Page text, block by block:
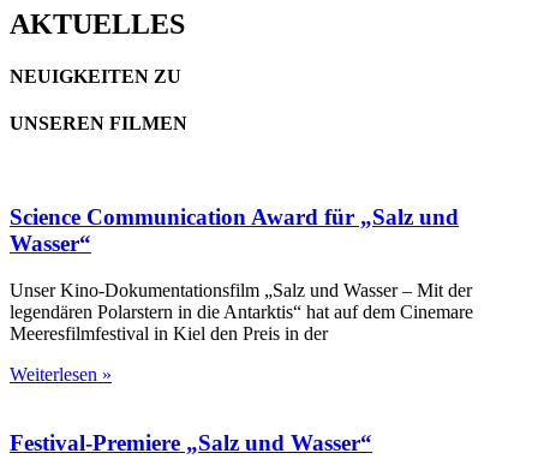
AKTUELLES
NEUIGKEITEN ZU
UNSEREN FILMEN
Science Communication Award für „Salz und
Wasser“
Unser Kino-Dokumentationsfilm „Salz und Wasser – Mit der
legendären Polarstern in die Antarktis“ hat auf dem Cinemare
Meeresfilmfestival in Kiel den Preis in der
Weiterlesen »
Festival-Premiere „Salz und Wasser“